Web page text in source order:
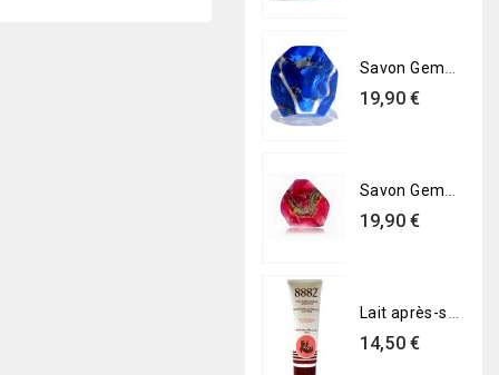
Prix
19,90 €
Prix
19,90 €
Prix
14,50 €